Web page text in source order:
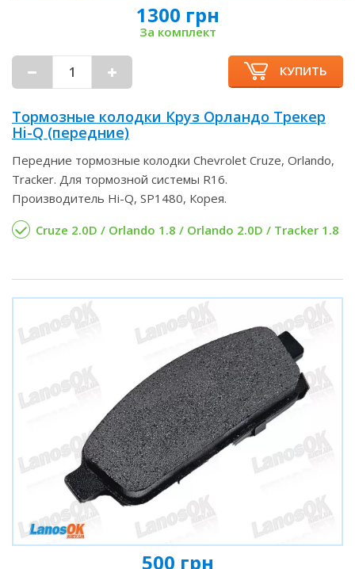
1300 грн
За комплект
КУПИТЬ
Тормозные колодки Круз Орландо Трекер
Hi-Q (передние)
Передние тормозные колодки Chevrolet Cruze, Orlando,
Tracker. Для тормозной системы R16.
Производитель Hi-Q, SP1480, Корея.
Cruze 2.0D / Orlando 1.8 / Orlando 2.0D / Tracker 1.8
500 грн